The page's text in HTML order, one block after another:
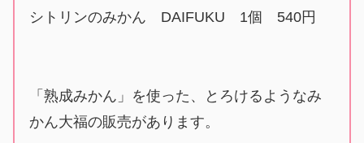
シトリンのみかん DAIFUKU 1個 540円
「熟成みかん」を使った、とろけるようなみ
かん大福の販売があります。